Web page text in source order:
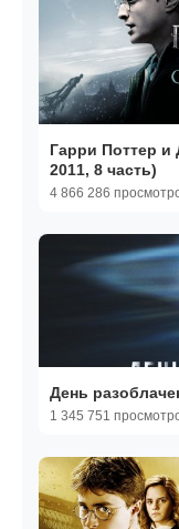
Гарри Поттер
2011, 8 часть)
4 866 286
День
1 345 751